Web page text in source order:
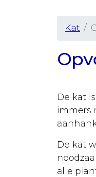
Rassen
Castratie
Algemeen
gewichten
Vergiftiging
Kat
De kat
immers
De kat
alle